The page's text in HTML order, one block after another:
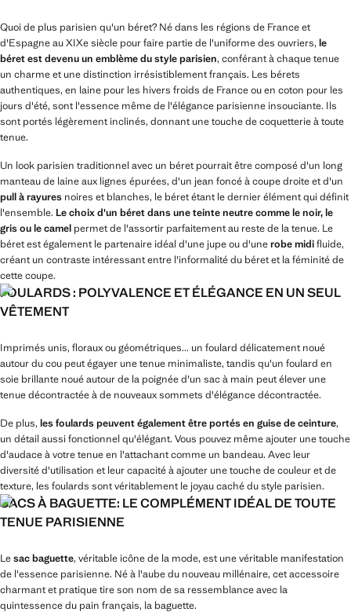
Quoi de plus parisien qu'un béret? Né dans les régions de France et
d'Espagne au XIXe siècle pour faire partie de l'uniforme des ouvriers, le
béret est devenu un emblème du style parisien, conférant à chaque tenue
un charme et une distinction irrésistiblement français. Les bérets
authentiques, en laine pour les hivers froids de France ou en coton pour les
jours d'été, sont l'essence même de l'élégance parisienne insouciante. Ils
sont portés légèrement inclinés, donnant une touche de coquetterie à toute
tenue.
Un look parisien traditionnel avec un béret pourrait être composé d'un long
manteau de laine aux lignes épurées, d'un jean foncé à coupe droite et d'un
pull à rayures noires et blanches, le béret étant le dernier élément qui définit
l'ensemble. Le choix d'un béret dans une teinte neutre comme le noir, le
gris ou le camel permet de l'assortir parfaitement au reste de la tenue. Le
béret est également le partenaire idéal d'une jupe ou d'unerobe midifluide,
créant un contraste intéressant entre l'informalité du béret et la féminité de
cette coupe.
FOULARDS : POLYVALENCE ET ÉLÉGANCE EN UN SEUL
VÊTEMENT
Imprimés unis, floraux ou géométriques... un foulard délicatement noué
autour du cou peut égayer une tenue minimaliste, tandis qu'un foulard en
soie brillante noué autour de la poignée d'un sac à main peut élever une
tenue décontractée à de nouveaux sommets d'élégance décontractée.
De plus, les foulards peuvent également être portés en guise de ceinture,
un détail aussi fonctionnel qu'élégant. Vous pouvez même ajouter une touche
d'audace à votre tenue en l'attachant comme un bandeau. Avec leur
diversité d'utilisation et leur capacité à ajouter une touche de couleur et de
texture, les foulards sont véritablement le joyau caché du style parisien.
SACS À BAGUETTE: LE COMPLÉMENT IDÉAL DE TOUTE
TENUE PARISIENNE
Lesac baguette, véritable icône de la mode, est une véritable manifestation
de l'essence parisienne. Né à l'aube du nouveau millénaire, cet accessoire
charmant et pratique tire son nom de sa ressemblance avec la
quintessence du pain français, la baguette.